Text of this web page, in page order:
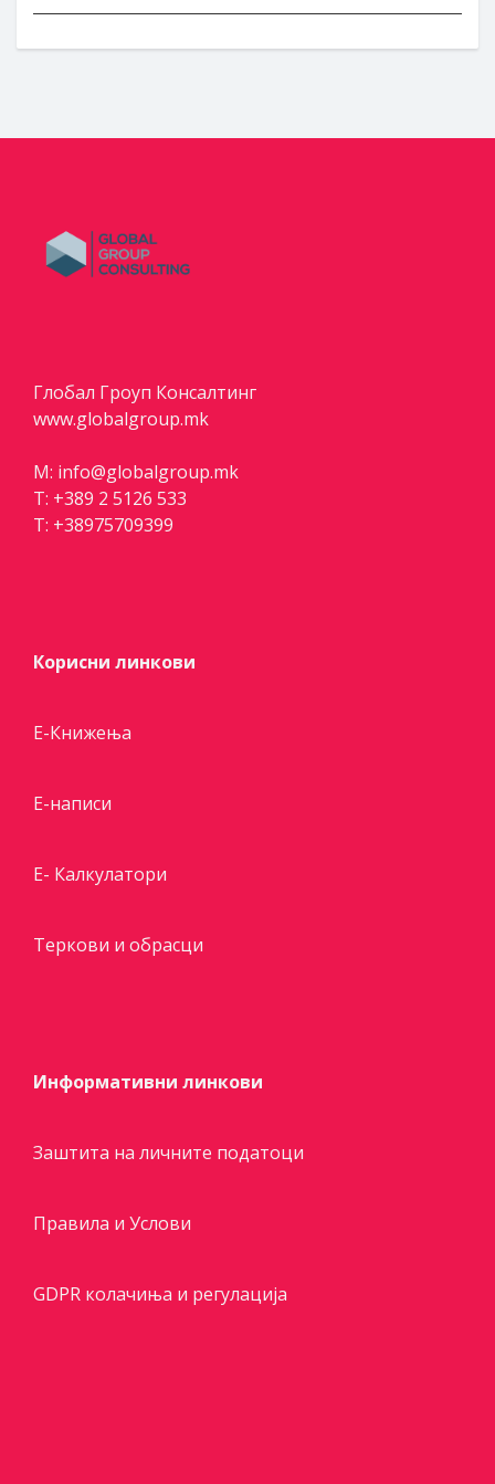
Глобал Гроуп Консалтинг
www.globalgroup.mk
M: info@globalgroup.mk
T: +389 2 5126 533
T: +38975709399
Корисни линкови
Е-Книжења
Е-написи
E- Калкулатори
Теркови и обрасци
Информативни линкови
Заштита на личните податоци
Правила и Услови
GDPR колачиња и регулација